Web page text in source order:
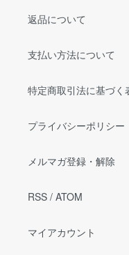
返品について
支払い方法について
特定商取引法に基づく
プライバシーポリシー
メルマガ登録・解除
RSS / ATOM
マイアカウント